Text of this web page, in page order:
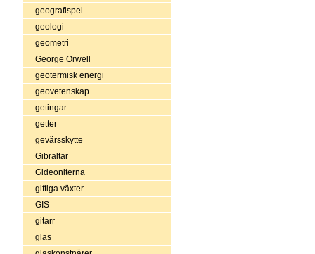
geografispel
geologi
geometri
George Orwell
geotermisk energi
geovetenskap
getingar
getter
gevärsskytte
Gibraltar
Gideoniterna
giftiga växter
GIS
gitarr
glas